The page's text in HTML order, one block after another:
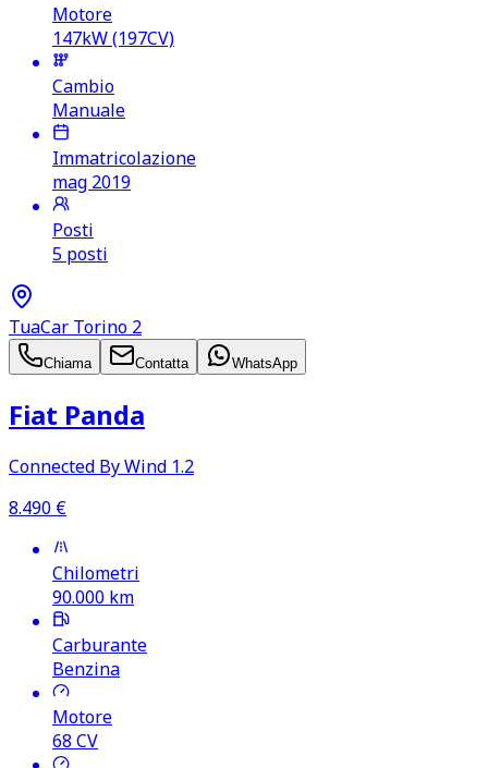
Motore
147kW (197CV)
Cambio
Manuale
Immatricolazione
mag 2019
Posti
5 posti
TuaCar Torino 2
Chiama Contatta WhatsApp
Fiat Panda
Connected By Wind 1.2
8.490 €
Chilometri
90.000 km
Carburante
Benzina
Motore
68 CV